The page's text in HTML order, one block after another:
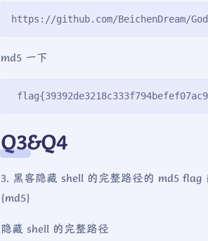
https://github.com/BeichenDream/
md5 一下
Q3&Q4
3. 黑客隐藏 shell 的完整路径的 md5
{md5}
隐藏 shell 的完整路径